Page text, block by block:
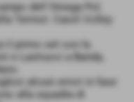
dell´Omega Pol.
Termot. Caioli Volley
il primo set con la
e Lastrucci a Banda,
alcuni errori in fase
alla squadra di